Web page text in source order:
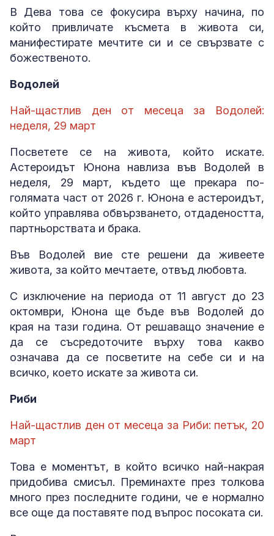
В Дева това се фокусира върху начина, по
който привличате късмета в живота си,
манифестирате мечтите си и се свързвате с
божественото.
Водолей
Най-щастлив ден от месеца за Водолей:
неделя, 29 март
Посветете се на живота, който искате.
Астероидът Юнона навлиза във Водолей в
неделя, 29 март, където ще прекара по-
голямата част от 2026 г. Юнона е астероидът,
който управлява обвързването, отдадеността,
партньорствата и брака.
Във Водолей вие сте решени да живеете
живота, за който мечтаете, отвъд любовта.
С изключение на периода от 11 август до 23
октомври, Юнона ще бъде във Водолей до
края на тази година. От решаващо значение е
да се съсредоточите върху това какво
означава да се посветите на себе си и на
всичко, което искате за живота си.
Риби
Най-щастлив ден от месеца за Риби: петък, 20
март
Това е моментът, в който всичко най-накрая
придобива смисъл. Преминахте през толкова
много през последните години, че е нормално
все още да поставяте под въпрос посоката си.